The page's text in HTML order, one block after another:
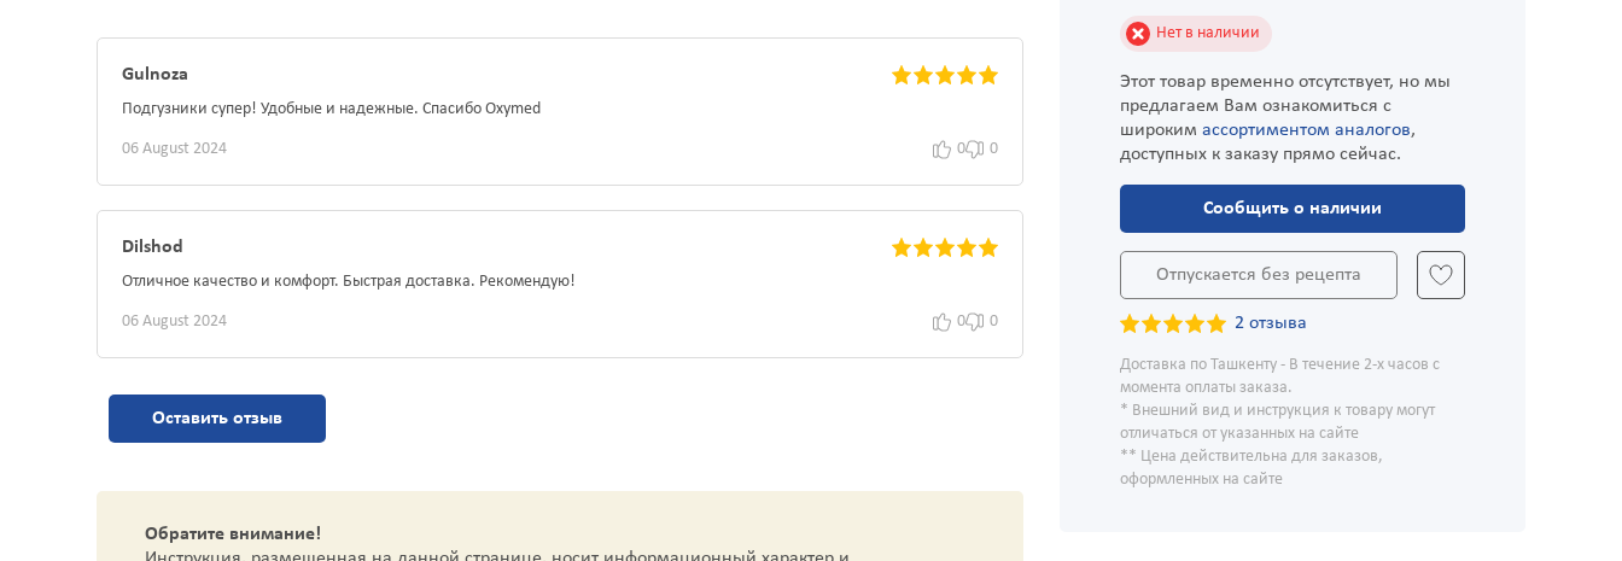
Gulnoza
Подгузники супер! Удобные и надежные. Спасибо Oxymed
06 August 2024 0 0
Dilshod
Отличное качество и комфорт. Быстрая доставка. Рекомендую!
06 August 2024 0 0
Оставить отзыв
Обратите внимание!
Нет в наличии
Этот товар временно отсутствует, но мы
предлагаем Вам ознакомиться с
широким ассортиментом аналогов,
доступных к заказу прямо сейчас.
Сообщить о наличии
Отпускается без рецепта
2 отзыва
Доставка по Ташкенту - В течение 2-х часов с
момента оплаты заказа.
* Внешний вид и инструкция к товару могут
отличаться от указанных на сайте
** Цена действительна для заказов,
оформленных на сайте